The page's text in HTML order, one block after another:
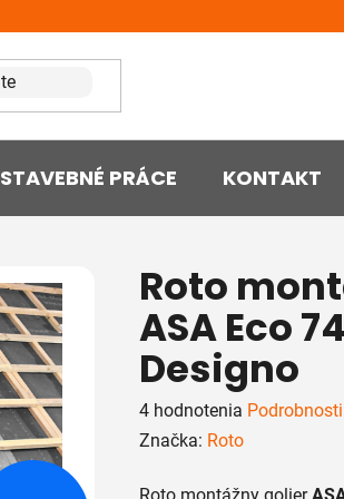
STAVEBNÉ PRÁCE KONTAKT
Roto
ASA Eco
Designo
Priemerné
hodnotenie
4 hodnotenia
Značka: Roto